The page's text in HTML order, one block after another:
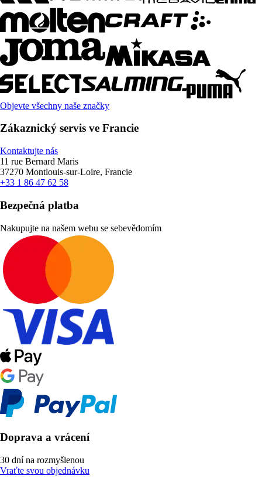
Objevte všechny naše značky
Zákaznický servis ve Francie
Kontaktujte nás
11 rue Bernard Maris
37270 Montlouis-sur-Loire, Francie
+33 1 86 47 62 58
Bezpečná platba
Nakupujte na našem webu se sebevědomím
Doprava a vrácení
30 dní na rozmyšlenou
Vraťte svou objednávku